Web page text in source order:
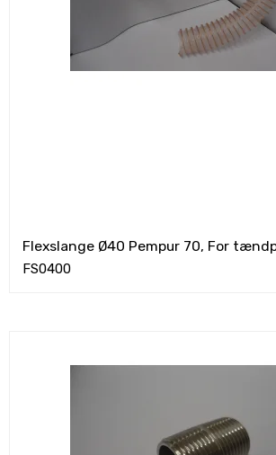
Flexslange Ø40 Pempur 70, For
FS0400